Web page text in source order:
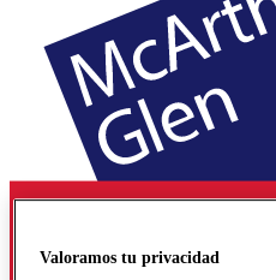
Valoramos tu privacidad